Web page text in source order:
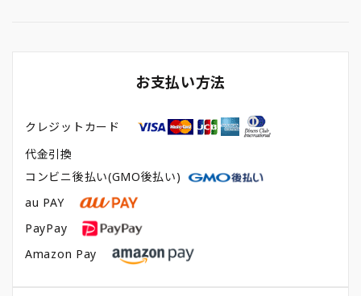
お支払い方法
クレジットカード
代金引換
コンビニ後払い(GMO後払い)
au PAY
PayPay
Amazon Pay